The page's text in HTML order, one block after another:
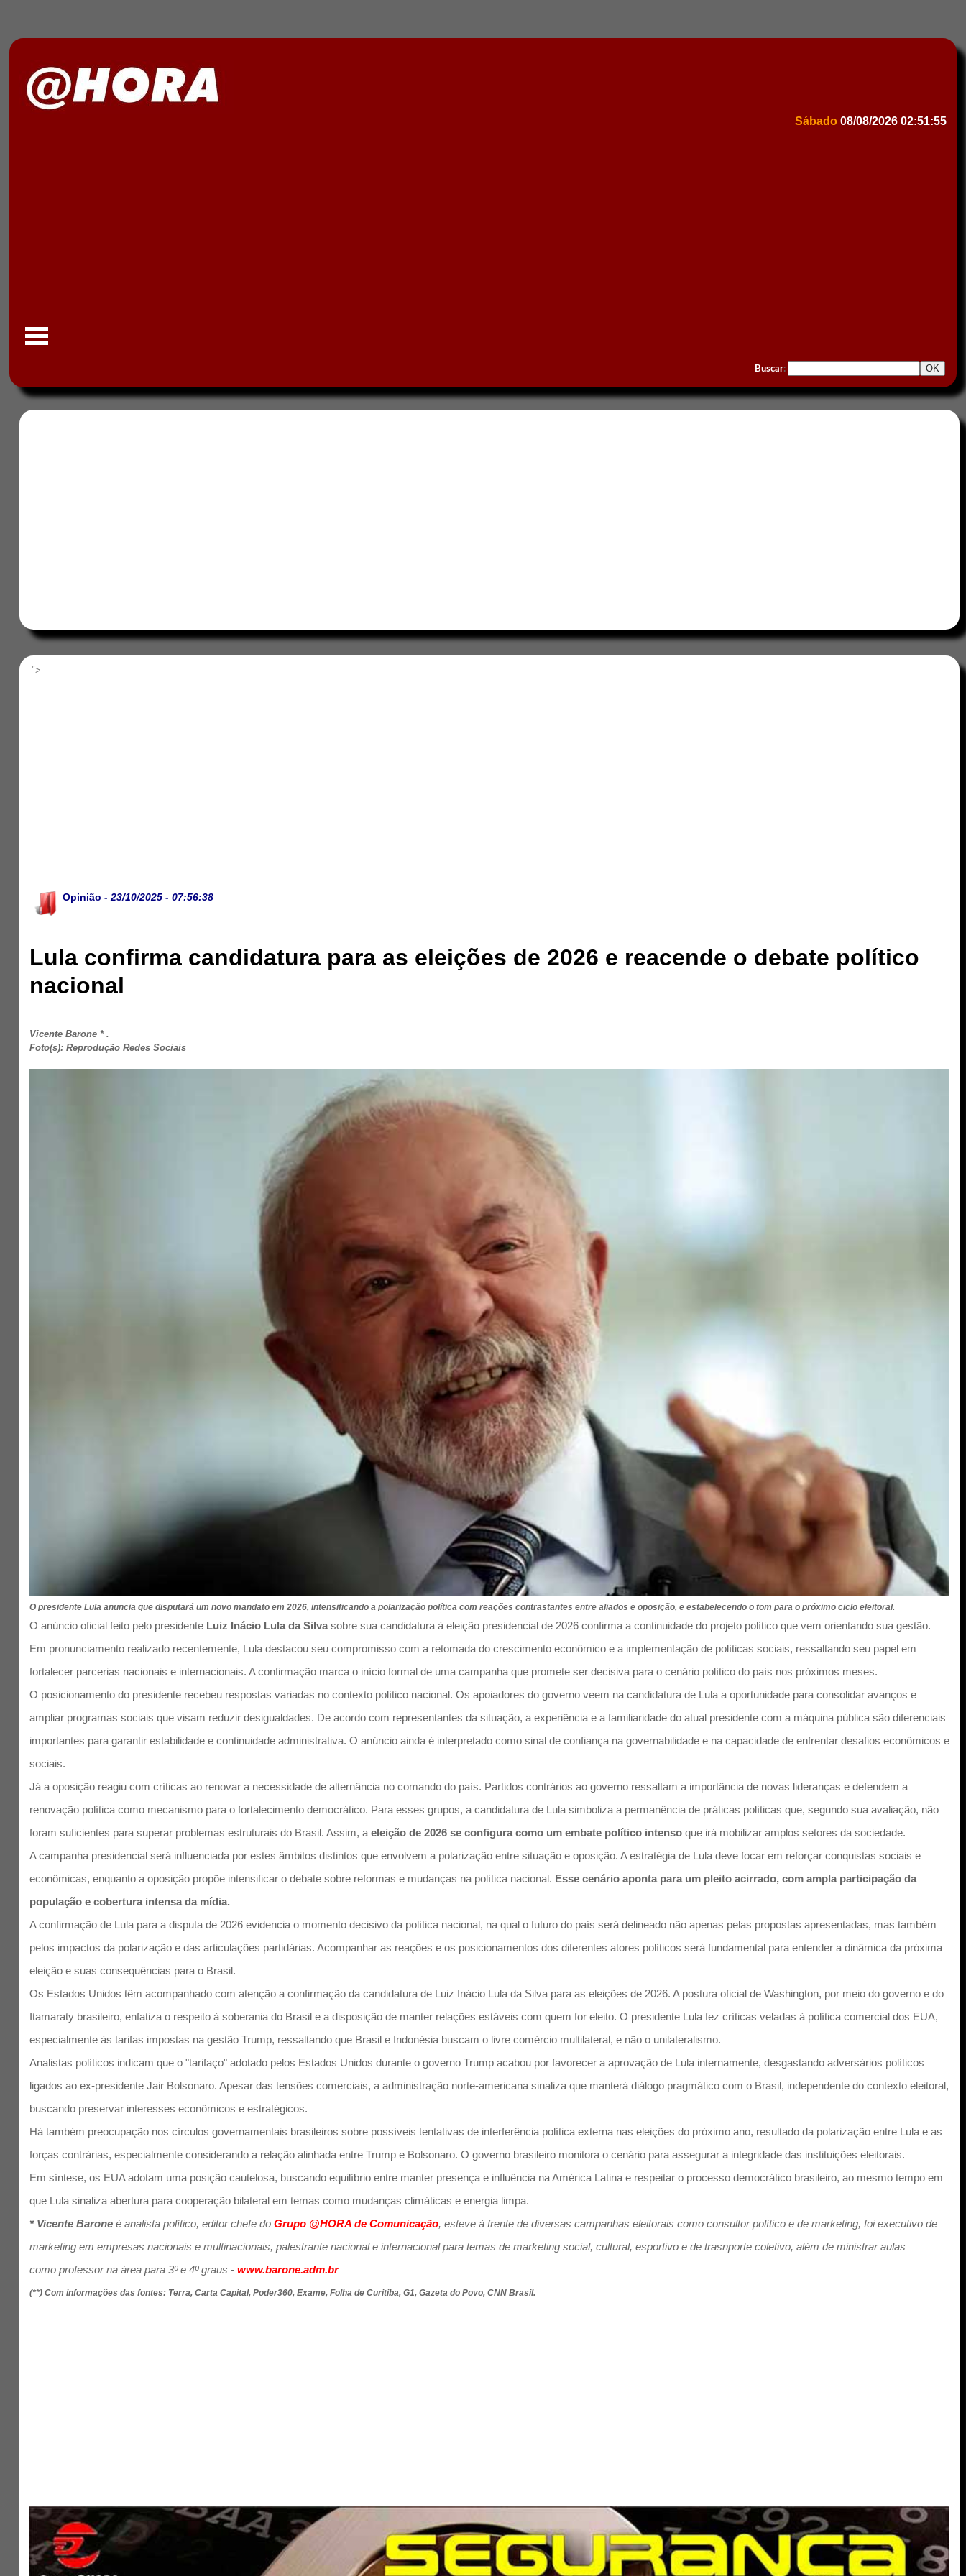
Sábado 08/08/2026 02:51:55
Buscar:
">
Opinião - 23/10/2025 - 07:56:38
Lula confirma candidatura para as eleições de 2026 e reacende o debate político
nacional
Vicente Barone * .
Foto(s): Reprodução Redes Sociais
O presidente Lula anuncia que disputará um novo mandato em 2026, intensificando a polarização política com reações contrastantes entre aliados e oposição, e estabelecendo o tom para o próximo ciclo eleitoral.
O anúncio oficial feito pelo presidente Luiz Inácio Lula da Silva sobre sua candidatura à eleição presidencial de 2026 confirma a continuidade do projeto político que vem orientando sua gestão.
Em pronunciamento realizado recentemente, Lula destacou seu compromisso com a retomada do crescimento econômico e a implementação de políticas sociais, ressaltando seu papel em
fortalecer parcerias nacionais e internacionais. A confirmação marca o início formal de uma campanha que promete ser decisiva para o cenário político do país nos próximos meses.
O posicionamento do presidente recebeu respostas variadas no contexto político nacional. Os apoiadores do governo veem na candidatura de Lula a oportunidade para consolidar avanços e
ampliar programas sociais que visam reduzir desigualdades. De acordo com representantes da situação, a experiência e a familiaridade do atual presidente com a máquina pública são diferenciais
importantes para garantir estabilidade e continuidade administrativa. O anúncio ainda é interpretado como sinal de confiança na governabilidade e na capacidade de enfrentar desafios econômicos e
sociais.
Já a oposição reagiu com críticas ao renovar a necessidade de alternância no comando do país. Partidos contrários ao governo ressaltam a importância de novas lideranças e defendem a
renovação política como mecanismo para o fortalecimento democrático. Para esses grupos, a candidatura de Lula simboliza a permanência de práticas políticas que, segundo sua avaliação, não
foram suficientes para superar problemas estruturais do Brasil. Assim, aeleição de 2026 se configura como um embate político intenso que irá mobilizar amplos setores da sociedade.
A campanha presidencial será influenciada por estes âmbitos distintos que envolvem a polarização entre situação e oposição. A estratégia de Lula deve focar em reforçar conquistas sociais e
econômicas, enquanto a oposição propõe intensificar o debate sobre reformas e mudanças na política nacional. Esse cenário aponta para um pleito acirrado, com ampla participação da
população e cobertura intensa da mídia.
A confirmação de Lula para a disputa de 2026 evidencia o momento decisivo da política nacional, na qual o futuro do país será delineado não apenas pelas propostas apresentadas, mas também
pelos impactos da polarização e das articulações partidárias. Acompanhar as reações e os posicionamentos dos diferentes atores políticos será fundamental para entender a dinâmica da próxima
eleição e suas consequências para o Brasil.
Os Estados Unidos têm acompanhado com atenção a confirmação da candidatura de Luiz Inácio Lula da Silva para as eleições de 2026. A postura oficial de Washington, por meio do governo e do
Itamaraty brasileiro, enfatiza o respeito à soberania do Brasil e a disposição de manter relações estáveis com quem for eleito. O presidente Lula fez críticas veladas à política comercial dos EUA,
especialmente às tarifas impostas na gestão Trump, ressaltando que Brasil e Indonésia buscam o livre comércio multilateral, e não o unilateralismo.
Analistas políticos indicam que o "tarifaço" adotado pelos Estados Unidos durante o governo Trump acabou por favorecer a aprovação de Lula internamente, desgastando adversários políticos
ligados ao ex-presidente Jair Bolsonaro. Apesar das tensões comerciais, a administração norte-americana sinaliza que manterá diálogo pragmático com o Brasil, independente do contexto eleitoral,
buscando preservar interesses econômicos e estratégicos.
Há também preocupação nos círculos governamentais brasileiros sobre possíveis tentativas de interferência política externa nas eleições do próximo ano, resultado da polarização entre Lula e as
forças contrárias, especialmente considerando a relação alinhada entre Trump e Bolsonaro. O governo brasileiro monitora o cenário para assegurar a integridade das instituições eleitorais.
Em síntese, os EUA adotam uma posição cautelosa, buscando equilíbrio entre manter presença e influência na América Latina e respeitar o processo democrático brasileiro, ao mesmo tempo em
que Lula sinaliza abertura para cooperação bilateral em temas como mudanças climáticas e energia limpa.
* Vicente Barone é analista político, editor chefe doGrupo @HORA de Comunicação, esteve à frente de diversas campanhas eleitorais como consultor político e de marketing, foi executivo de
marketing em empresas nacionais e multinacionais, palestrante nacional e internacional para temas de marketing social, cultural, esportivo e de trasnporte coletivo, além de ministrar aulas
como professor na área para 3º e 4º graus -www.barone.adm.br
(**) Com informações das fontes: Terra, Carta Capital, Poder360, Exame, Folha de Curitiba, G1, Gazeta do Povo, CNN Brasil.